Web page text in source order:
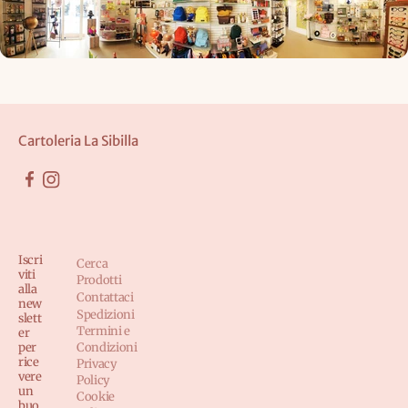
Cartoleria La Sibilla
Iscri
viti
alla
new
slett
er
per
rice
vere
un
Cerca
Prodotti
Contattaci
Spedizioni
Termini e
Condizioni
Privacy
Policy
Cookie